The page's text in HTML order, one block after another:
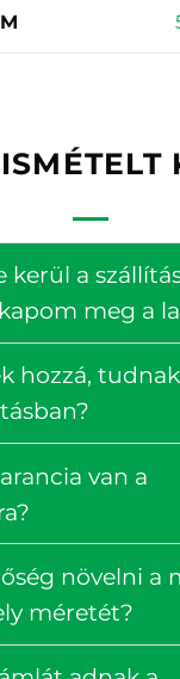
kerül a
meg a
hozzá,
van a
növelni a
méretét?